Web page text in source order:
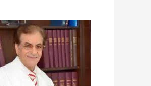
أفضل
طبيب
مسالك